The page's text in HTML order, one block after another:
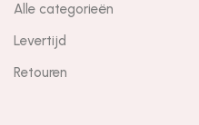
Alle categorieën
Levertijd
Retouren